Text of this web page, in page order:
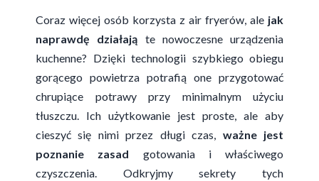
Coraz więcej osób korzysta z air fryerów, ale jak
naprawdę działają te nowoczesne urządzenia
kuchenne? Dzięki technologii szybkiego obiegu
gorącego powietrza potrafią one przygotować
chrupiące potrawy przy minimalnym użyciu
tłuszczu. Ich użytkowanie jest proste, ale aby
cieszyć się nimi przez długi czas, ważne jest
poznanie zasad gotowania i właściwego
czyszczenia. Odkryjmy sekrety tych